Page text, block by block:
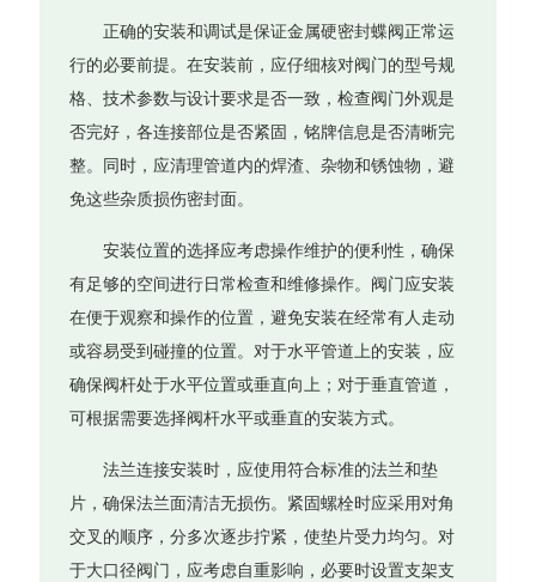
正确的安装和调试是保证金属硬密封蝶阀正常运
行的必要前提。在安装前，应仔细核对阀门的型号规
格、技术参数与设计要求是否一致，检查阀门外观是
否完好，各连接部位是否紧固，铭牌信息是否清晰完
整。同时，应清理管道内的焊渣、杂物和锈蚀物，避
免这些杂质损伤密封面。
安装位置的选择应考虑操作维护的便利性，确保
有足够的空间进行日常检查和维修操作。阀门应安装
在便于观察和操作的位置，避免安装在经常有人走动
或容易受到碰撞的位置。对于水平管道上的安装，应
确保阀杆处于水平位置或垂直向上；对于垂直管道，
可根据需要选择阀杆水平或垂直的安装方式。
法兰连接安装时，应使用符合标准的法兰和垫
片，确保法兰面清洁无损伤。紧固螺栓时应采用对角
交叉的顺序，分多次逐步拧紧，使垫片受力均匀。对
于大口径阀门，应考虑自重影响，必要时设置支架支